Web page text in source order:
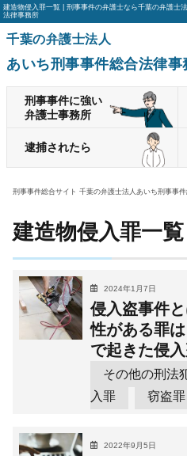
建造物侵入罪一覧 | 刑事事件の弁護士なら千葉の弁護士
法律事務所
千葉の弁護士法人
あいち刑事事件総合法律事
刑事事件に強い
弁護士事務所
逮捕されたら
刑事事件総合サイト 千葉の弁護士法人あいち刑事事
建造物侵入罪一覧
2024年1月7日
侵入盗事件
性がある罪
で起きた侵
その他の刑法
入罪
窃盗罪
2022年9月5日